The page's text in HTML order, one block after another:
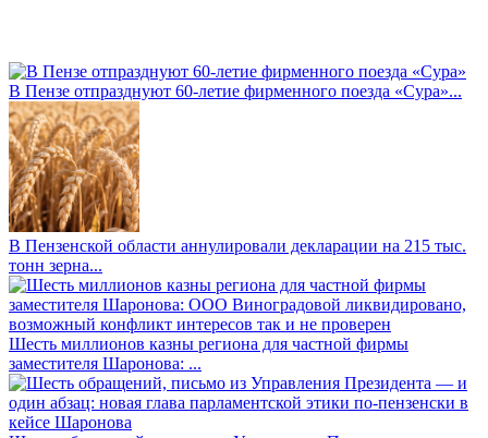
В Пензе отпразднуют 60-летие фирменного поезда «Сура»...
В Пензенской области аннулировали декларации на 215 тыс.
тонн зерна...
Шесть миллионов казны региона для частной фирмы
заместителя Шаронова: ...